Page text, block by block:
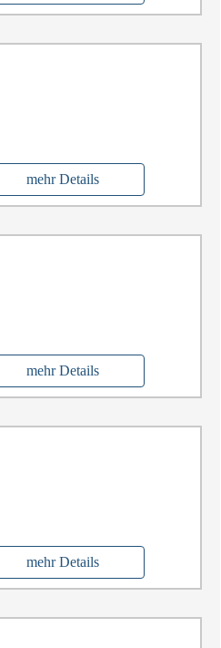
mehr Details
mehr Details
mehr Details